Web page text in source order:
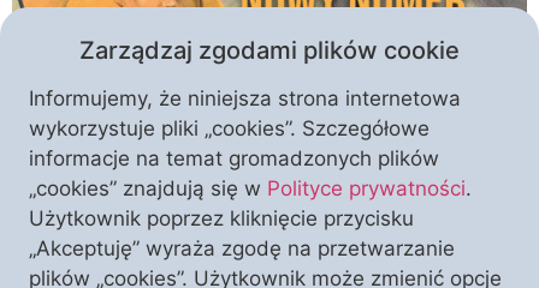
Jeżeli ktoś używa na co dzień słowa „faszyzm” albo
„faszysta”, w dziewięćdziesięciu procentach jest to
nieuk. I lewak. Albo jeszcze lepiej: niedouczony
Zarządzaj zgodami plików cookie
Informujemy, że niniejsza strona internetowa
wykorzystuje pliki „cookies”. Szczegółowe
informacje na temat gromadzonych plików
„cookies” znajdują się w Polityce prywatności.
Użytkownik poprzez kliknięcie przycisku
„Akceptuję” wyraża zgodę na przetwarzanie
plików „cookies”. Użytkownik może zmienić opcje